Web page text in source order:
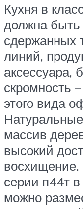
Кухня в
должна
сдержанных
линий,
аксессуара,
скромность
этого вида
массив
высокий
восхищение.
серии п44т
можно